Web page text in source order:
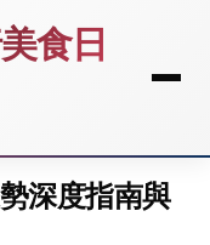
食日
深度指南與